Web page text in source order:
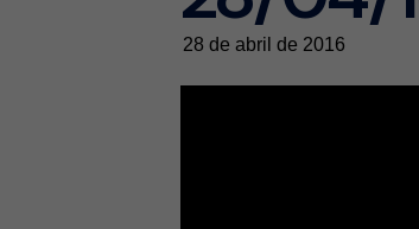
28 de abril de 2016